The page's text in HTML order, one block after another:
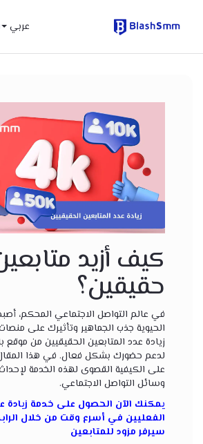
عربي
كيف أزيد
حقيقين؟
في عالم التواصل الاجتماعي المحكم،
الحيوية جذب الجماهير وتأثيرك على
زيادة عدد المتابعين الحقيقيين من
لدعم حضورك بشكل فعال. في هذا
على الكيفية القصوى لهذه الخدمة
وسائل التواصل الاجتماعي.
يمكنك الآن الحصول على خدمة زيادة
الفعليين في أسرع وقت من خلال
سيرفر مزود للمتابعين